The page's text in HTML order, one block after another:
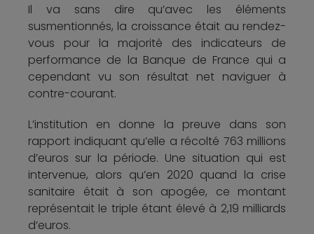
Il va sans dire qu’avec les éléments
susmentionnés, la croissance était au rendez-
vous pour la majorité des indicateurs de
performance de la Banque de France qui a
cependant vu son résultat net naviguer à
contre-courant.
L’institution en donne la preuve dans son
rapport indiquant qu’elle a récolté 763 millions
d’euros sur la période. Une situation qui est
intervenue, alors qu’en 2020 quand la crise
sanitaire était à son apogée, ce montant
représentait le triple étant élevé à 2,19 milliards
d’euros.